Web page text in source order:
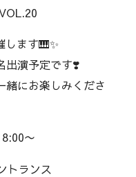
ます🎹✨
出演予定です❣️
緒にお楽しみくださ
〜
トランス